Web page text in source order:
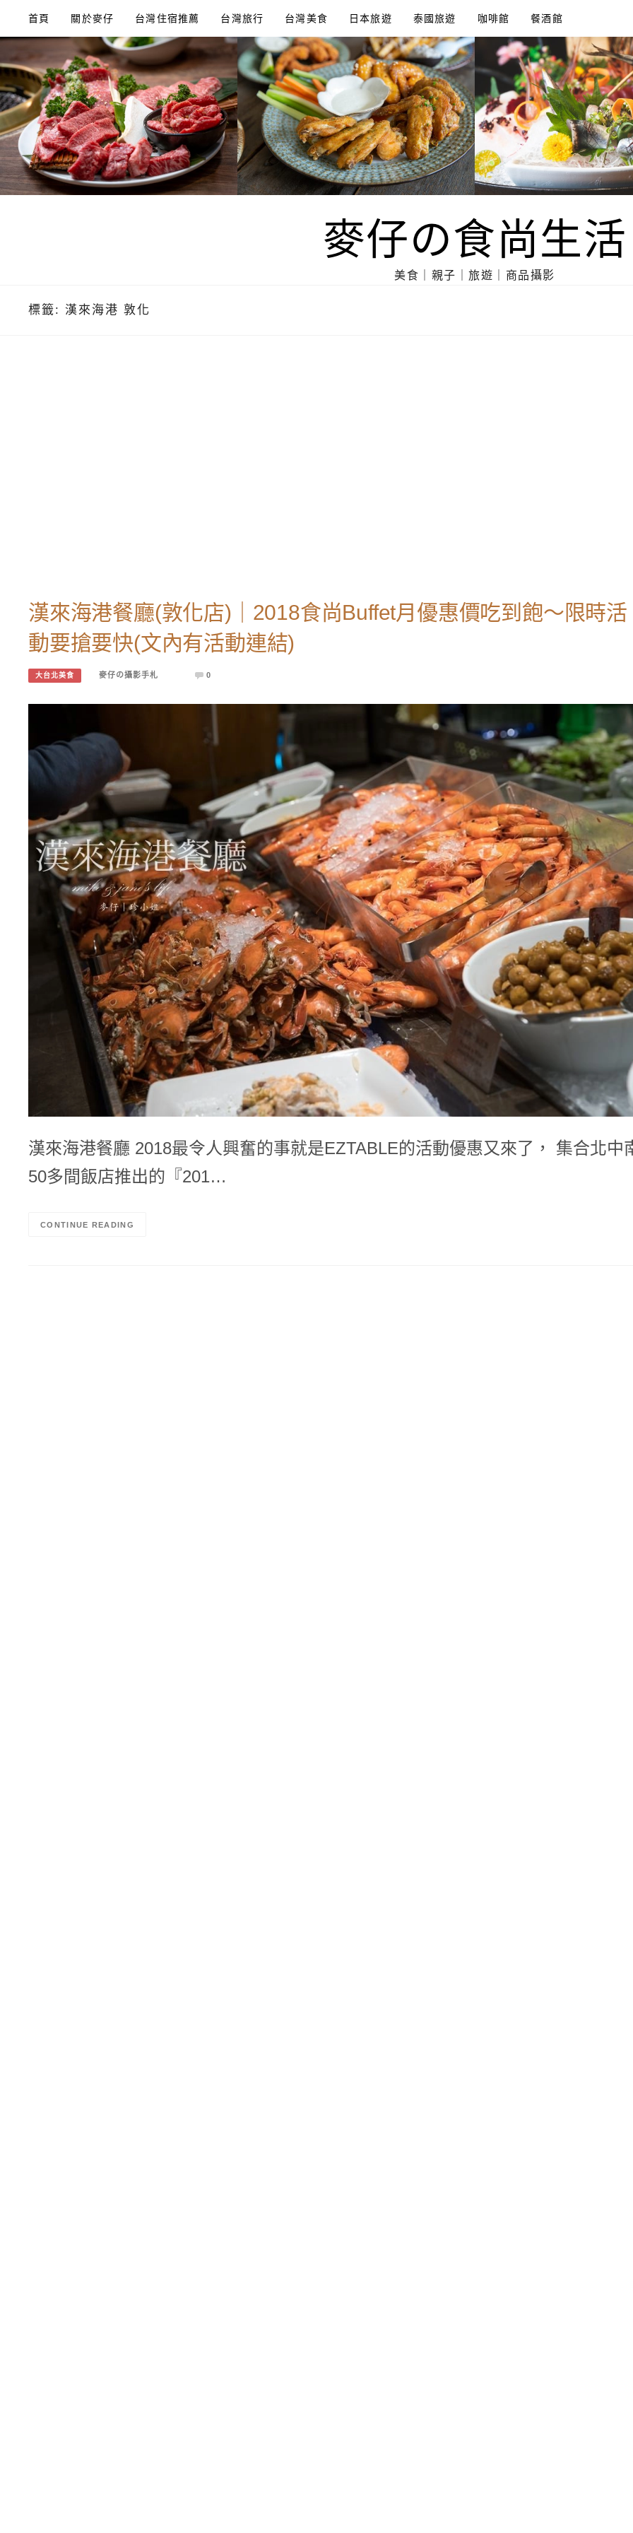
content
首頁 關於麥仔 台灣住宿推薦 台灣旅行 台灣美食 日本旅遊 泰國旅遊 咖啡館 餐酒館
麥仔の食尚生活
美食｜親子｜旅遊｜商品攝影
標籤: 漢來海港 敦化
漢來海港餐廳(敦化店)｜2018食尚Buffet月優惠價吃到飽～限時活
動要搶要快(文內有活動連結)
大台北美食 麥仔の攝影手札 0
漢來海港餐廳 2018最令人興奮的事就是EZTABLE的活動優惠又來了， 集合北中
50多間飯店推出的『201…
CONTINUE READING